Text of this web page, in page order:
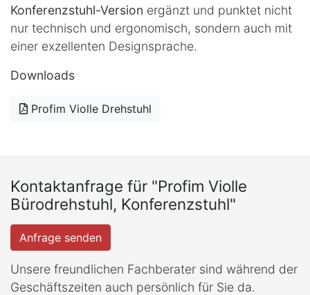
Konferenzstuhl-Version ergänzt und punktet nicht
nur technisch und ergonomisch, sondern auch mit
einer exzellenten Designsprache.
Downloads
Profim Violle Drehstuhl
Kontaktanfrage für "Profim Violle
Bürodrehstuhl, Konferenzstuhl"
Anfrage senden
Unsere freundlichen Fachberater sind während der
Geschäftszeiten auch persönlich für Sie da.